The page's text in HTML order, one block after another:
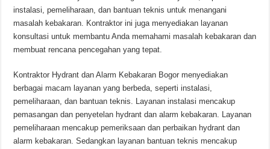
instalasi, pemeliharaan, dan bantuan teknis untuk menangani
masalah kebakaran. Kontraktor ini juga menyediakan layanan
konsultasi untuk membantu Anda memahami masalah kebakaran dan
membuat rencana pencegahan yang tepat.
Kontraktor Hydrant dan Alarm Kebakaran Bogor menyediakan
berbagai macam layanan yang berbeda, seperti instalasi,
pemeliharaan, dan bantuan teknis. Layanan instalasi mencakup
pemasangan dan penyetelan hydrant dan alarm kebakaran. Layanan
pemeliharaan mencakup pemeriksaan dan perbaikan hydrant dan
alarm kebakaran. Sedangkan layanan bantuan teknis mencakup